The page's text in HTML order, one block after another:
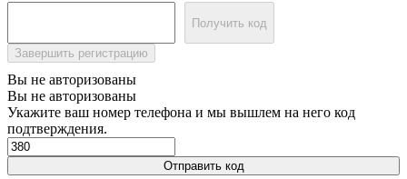
Получить код
Завершить регистрацию
Вы не авторизованы
Вы не авторизованы
Укажите ваш номер телефона и мы вышлем на него код
подтверждения.
Отправить код